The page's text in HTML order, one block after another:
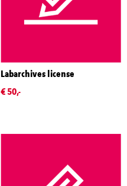
Labarchives license
€ 50,-